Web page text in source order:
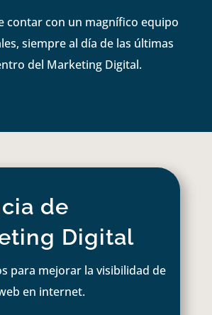
contar con un magnífico equipo
siempre al día de las últimas
del Marketing Digital.
de
Digital
para mejorar la visibilidad de
en internet.